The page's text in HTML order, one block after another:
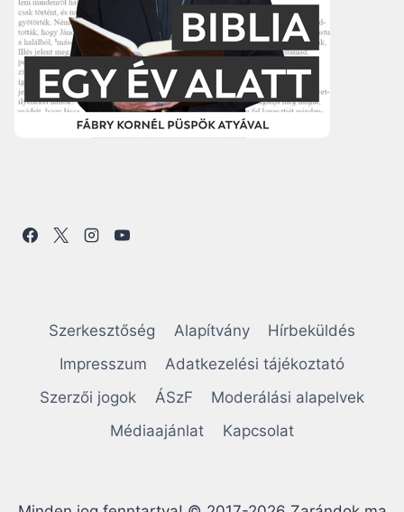
Szerkesztőség Alapítvány
Hírbeküldés
Impresszum
Adatkezelési tájékoztató
Szerzői jogok
ÁSzF
Moderálási alapelvek
Médiaajánlat
Kapcsolat